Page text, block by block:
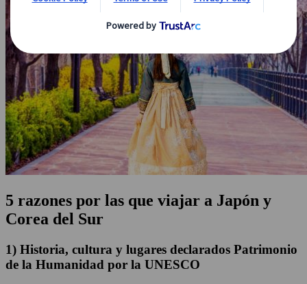
5 razones por las que viajar a Japón y
Corea del Sur
1) Historia, cultura y lugares declarados Patrimonio
de la Humanidad por la UNESCO